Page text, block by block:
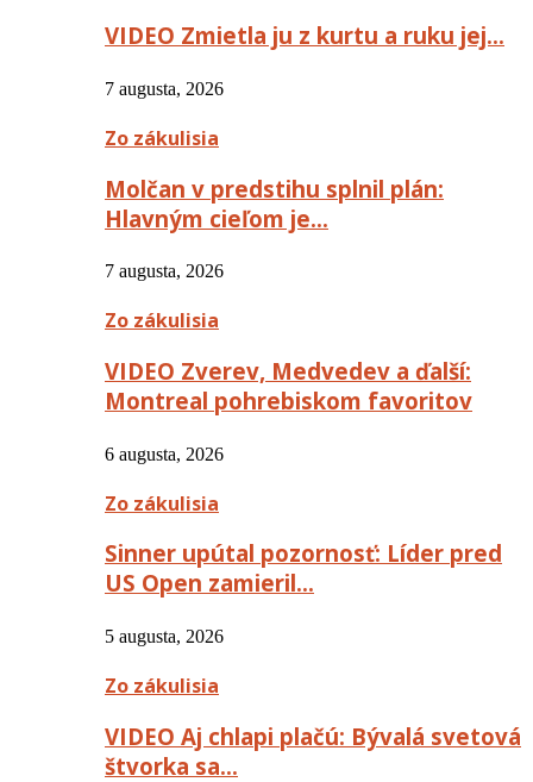
VIDEO Zmietla ju z kurtu a ruku jej…
7 augusta, 2026
Zo zákulisia
Molčan v predstihu splnil plán:
Hlavným cieľom je…
7 augusta, 2026
Zo zákulisia
VIDEO Zverev, Medvedev a ďalší:
Montreal pohrebiskom favoritov
6 augusta, 2026
Zo zákulisia
Sinner upútal pozornosť: Líder pred
US Open zamieril…
5 augusta, 2026
Zo zákulisia
VIDEO Aj chlapi plačú: Bývalá svetová
štvorka sa…